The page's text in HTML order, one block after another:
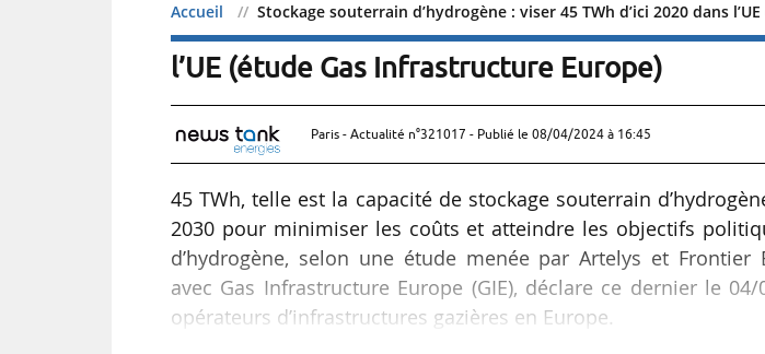
Accueil Stockage souterrain d’hydrogène : viser 45 TWh d’ici 2020 dans
Stockage souterrain d’hydrogène : viser 45
l’UE (étude Gas Infrastructure Europe)
Paris - Actualité n°321017 - Publié le 08/04/2024 à 16:45
45 TWh, telle est la capacité de stockage souterrain
2030 pour minimiser les coûts et atteindre les objectifs
d’hydrogène, selon une étude menée par Artelys et Frontier
avec Gas Infrastructure Europe (GIE), déclare ce dernier le
opérateurs d’infrastructures gazières en Europe.